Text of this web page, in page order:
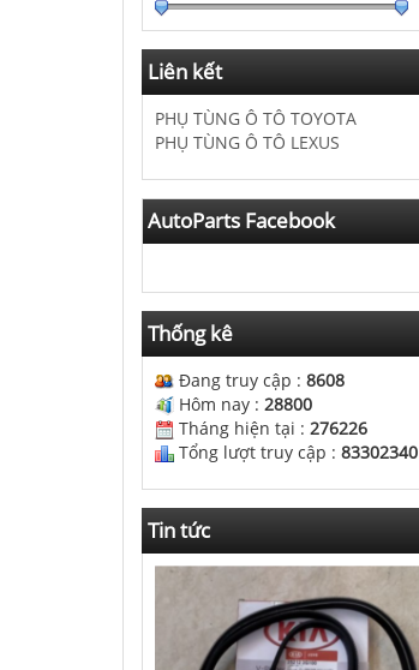
Liên kết
PHỤ TÙNG Ô TÔ TOYOTA
PHỤ TÙNG Ô TÔ LEXUS
AutoParts Facebook
Thống kê
Đang truy cập : 8608
Hôm nay : 28800
Tháng hiện tại : 276226
Tổng lượt truy cập : 83302340
Tin tức